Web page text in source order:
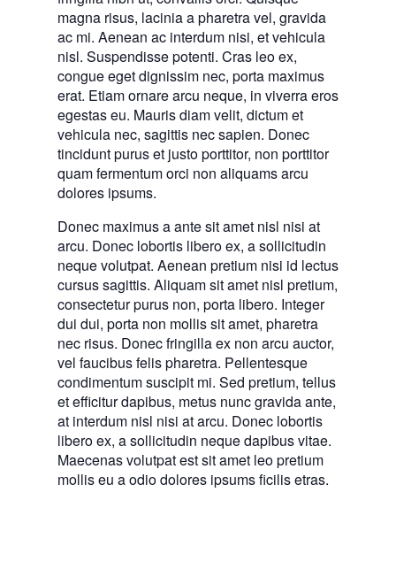
magna risus, lacinia a pharetra vel, gravida
ac mi. Aenean ac interdum nisi, et vehicula
nisl. Suspendisse potenti. Cras leo ex,
congue eget dignissim nec, porta maximus
erat. Etiam ornare arcu neque, in viverra eros
egestas eu. Mauris diam velit, dictum et
vehicula nec, sagittis nec sapien. Donec
tincidunt purus et justo porttitor, non porttitor
quam fermentum orci non aliquams arcu
dolores ipsums.
Donec maximus a ante sit amet nisl nisi at
arcu. Donec lobortis libero ex, a sollicitudin
neque volutpat. Aenean pretium nisi id lectus
cursus sagittis. Aliquam sit amet nisl pretium,
consectetur purus non, porta libero. Integer
dui dui, porta non mollis sit amet, pharetra
nec risus. Donec fringilla ex non arcu auctor,
vel faucibus felis pharetra. Pellentesque
condimentum suscipit mi. Sed pretium, tellus
et efficitur dapibus, metus nunc gravida ante,
at interdum nisl nisi at arcu. Donec lobortis
libero ex, a sollicitudin neque dapibus vitae.
Maecenas volutpat est sit amet leo pretium
mollis eu a odio dolores ipsums ficilis etras.